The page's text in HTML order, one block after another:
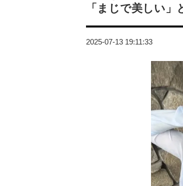
「まじで美しい」
2025-07-13 19:11:33